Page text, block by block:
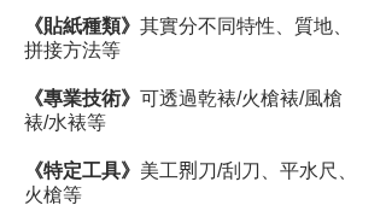
《貼紙種類》 其實分不同特性、質地、
拼接方法等
《專業技術》 可透過乾裱/火槍裱/風槍
裱/水裱等
《特定工具》 美工𠝹刀/刮刀、平水尺、
火槍等